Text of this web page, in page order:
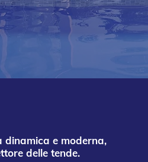
dinamica e moderna,
delle tende.